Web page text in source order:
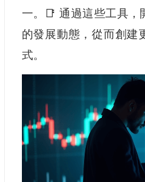
一。📑 通過這些工具，
的發展動態，從而創建
式。